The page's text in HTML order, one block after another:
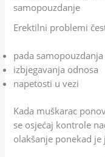
samopouzdanje
Erektilni problemi
pada samopouzdanja
izbjegavanja odnosa
napetosti u vezi
Kada muškarac
se osjećaj kontrole
olakšanje ponekad